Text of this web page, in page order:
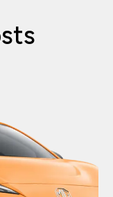
(Demo)